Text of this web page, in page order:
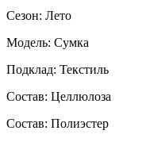
Сезон: Лето
Модель: Сумка
Подклад: Текстиль
Состав: Целлюлоза
Состав: Полиэстер